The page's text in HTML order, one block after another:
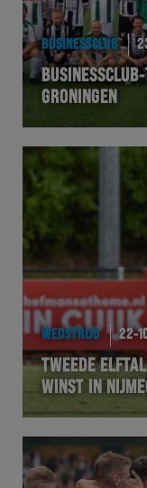
eSports
Academie
BUSINESSCLUB
GRONINGEN
WEDSTRIJD 22-
TWEEDE
WINST IN